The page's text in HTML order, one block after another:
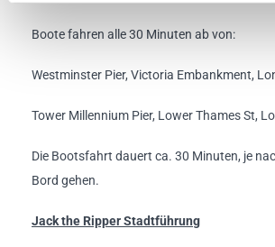
Boote fahren alle 30 Minuten ab von:
Westminster Pier, Victoria Embankment,
Tower Millennium Pier, Lower Thames St,
Die Bootsfahrt dauert ca. 30 Minuten, je
Bord gehen.
Jack the Ripper Stadtführung